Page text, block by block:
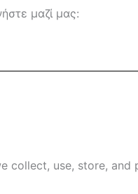
μαζί μας:
collect, use, store,